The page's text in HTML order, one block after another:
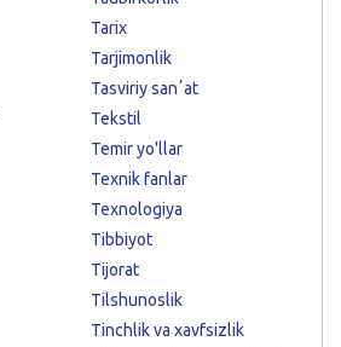
Tarix
Tarjimonlik
Tasviriy sanʼat
Tekstil
Temir yo'llar
Texnik fanlar
Texnologiya
Tibbiyot
Tijorat
Tilshunoslik
Tinchlik va xavfsizlik